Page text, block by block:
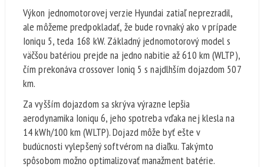
Výkon jednomotorovej verzie Hyundai zatiaľ neprezradil,
ale môžeme predpokladať, že bude rovnaký ako v prípade
Ioniqu 5, teda 168 kW. Základný jednomotorový model s
väčšou batériou prejde na jedno nabitie až 610 km (WLTP),
čím prekonáva crossover Ioniq 5 s najdlhším dojazdom 507
km.
Za vyšším dojazdom sa skrýva výrazne lepšia
aerodynamika Ioniqu 6, jeho spotreba vďaka nej klesla na
14 kWh/100 km (WLTP). Dojazd môže byť ešte v
budúcnosti vylepšený softvérom na diaľku. Takýmto
spôsobom možno optimalizovať manažment batérie.